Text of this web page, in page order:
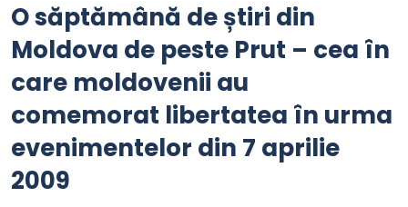
O săptămână de știri din
Moldova de peste Prut – cea în
care moldovenii au
comemorat libertatea în urma
evenimentelor din 7 aprilie
2009